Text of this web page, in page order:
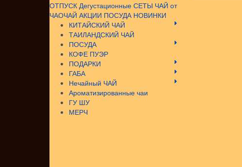
ОТПУСК Дегустационные СЕТЫ ЧАЙ от
ЧАОЧАЙ АКЦИИ ПОСУДА НОВИНКИ
КИТАЙСКИЙ ЧАЙ
ТАИЛАНДСКИЙ ЧАЙ
ПОСУДА
КОФЕ ПУЭР
ПОДАРКИ
ГАБА
Нечайный ЧАЙ
Ароматизированные чаи
ГУ ШУ
МЕРЧ